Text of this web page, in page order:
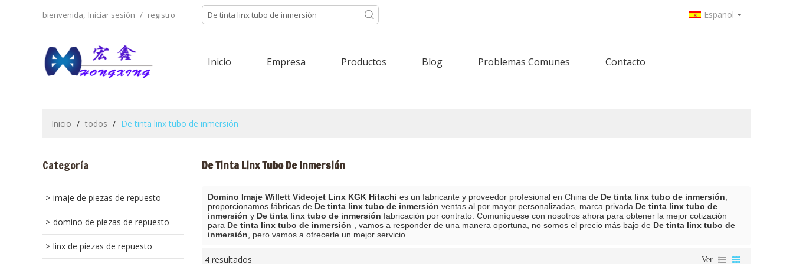
bienvenida, Iniciar sesión / registro Español
Inicio Empresa Productos Blog Problemas Comunes Contacto
Inicio / todos / De tinta linx tubo de inmersión
Categoría
imaje de piezas de repuesto
domino de piezas de repuesto
linx de piezas de repuesto
De Tinta Linx Tubo De Inmersión
Domino Imaje Willett Videojet Linx KGK Hitachi es un fabricante y proveedor profesional en China de De tinta linx tubo de inmersión
proporcionamos fábricas de De tinta linx tubo de inmersión ventas al por mayor personalizadas, marca privada De tinta linx tubo de
inmersión y De tinta linx tubo de inmersión fabricación por contrato. Comuníquese con nosotros ahora para obtener la mejor cotización
para De tinta linx tubo de inmersión , vamos a responder de una manera oportuna, no somos el precio más bajo de De tinta linx tubo de
inmersión , pero vamos a ofrecerle un mejor servicio.
4 resultados Ver